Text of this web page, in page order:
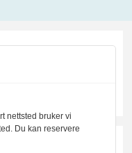
nettsted bruker vi
Du kan reservere